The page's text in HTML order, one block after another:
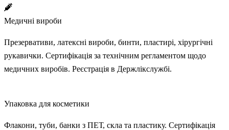
Медичні вироби
Презервативи, латексні вироби, бинти, пластирі, хірургічні
рукавички. Сертифікація за технічним регламентом щодо
медичних виробів. Реєстрація в Держлікслужбі.
Упаковка для косметики
Флакони, туби, банки з ПЕТ, скла та пластику. Сертифікація